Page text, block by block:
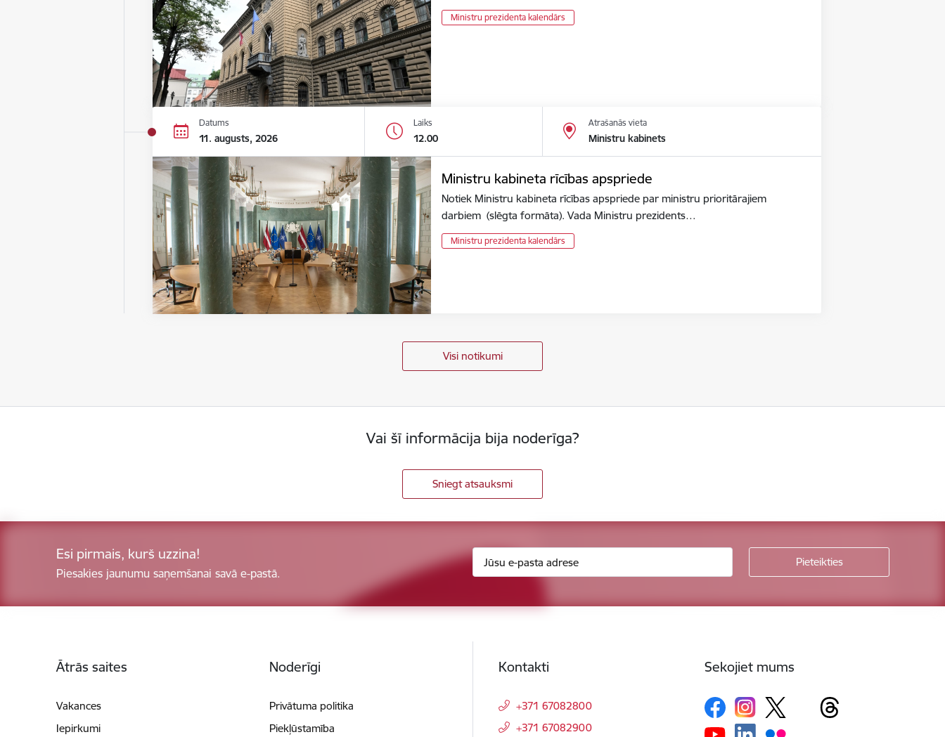
Ministru prezidenta kalendārs
Datums
11. augusts, 2026
Laiks
12.00
Atrašanās vieta
Ministru kabinets
Ministru kabineta rīcības apspriede
Notiek Ministru kabineta rīcības apspriede par ministru prioritārajiem
darbiem (slēgta formāta). Vada Ministru prezidents…
Ministru prezidenta kalendārs
Visi notikumi
Vai šī informācija bija noderīga?
Sniegt atsauksmi
Esi pirmais, kurš uzzina!
Piesakies jaunumu saņemšanai savā e-pastā.
Ātrās saites
Vakances
Iepirkumi
Noderīgi
Privātuma politika
Piekļūstamība
Kontakti
+371 67082800
+371 67082900
Sekojiet mums